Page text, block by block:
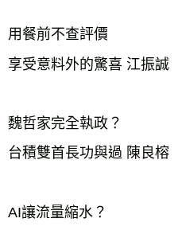
用餐前不查評價
享受意料外的驚喜 江振誠
魏哲家完全執政？
台積雙首長功與過 陳良榕
AI讓流量縮水？